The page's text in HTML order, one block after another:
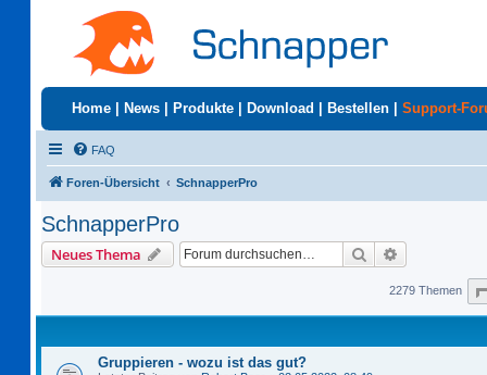
Home News Produkte Download Bestellen Support-
FAQ
Foren-Übersicht SchnapperPro
SchnapperPro
Neues Thema Suche
2279 Themen
Gruppieren - wozu ist das gut?